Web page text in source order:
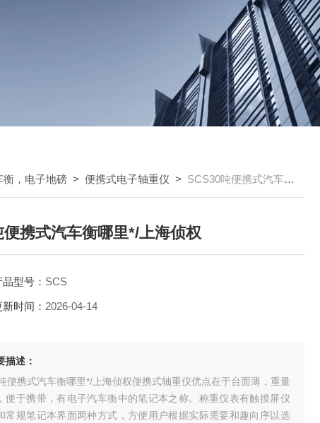
衡，电子地磅 >便携式电子轴重仪 > SCS30吨便携式汽车衡哪里*/上海侦权
便携式汽车衡哪里*/上海侦权
品型号： SCS
新时间： 2026-04-14
描述：
便携式汽车衡哪里*/上海侦权便携式轴重仪优点在于台面薄，重量
便于携带，有电子汽车衡中的笔记本之称。称重仪表有触摸屏仪
常规笔记本界面两种方式，方便用户根据实际需要和趣向序以选